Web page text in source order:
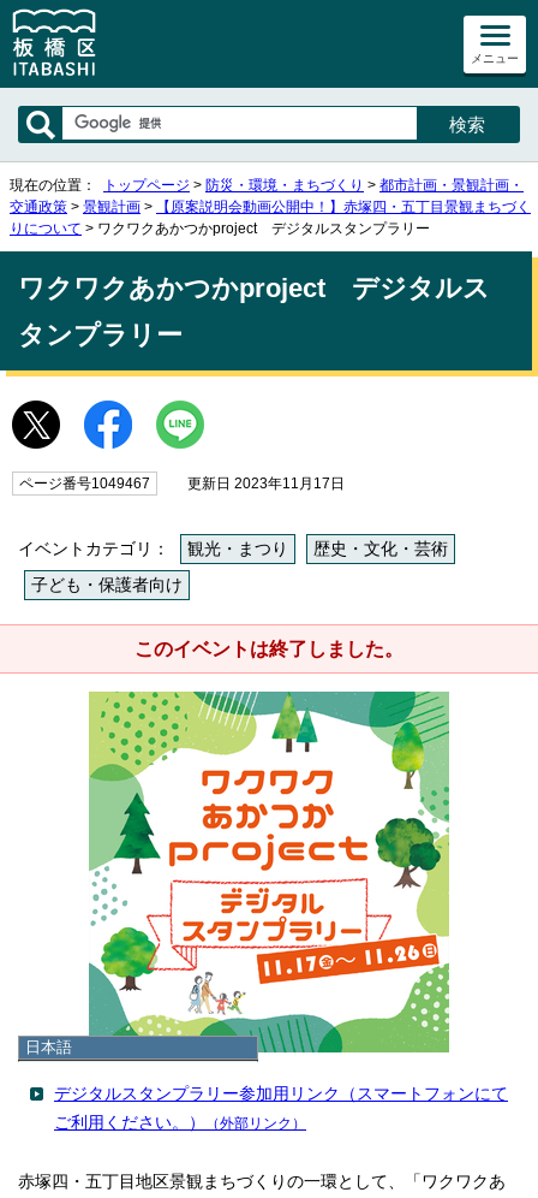
メニュー
日本語
English
한국어
現在の位置： トップページ > 防災・環境・まちづくり > 都市計画・景観計画・
交通政策 > 景観計画 >
【原案説明会動画公開中！】赤塚四・五丁目景観まちづく
りについて > ワクワクあかつかproject デジタルスタンプラリー
ワクワクあかつかproject デジタルス
タンプラリー
ページ番号1049467 更新日 2023年11月17日
イベントカテゴリ： 観光・まつり
歴史・文化・芸術
子ども・保護者向け
このイベントは終了しました。
デジタルスタンプラリー参加用リンク（スマートフォンにて
ご利用ください。）
（外部リンク）
赤塚四・五丁目地区景観まちづくりの一環として、「ワクワクあ